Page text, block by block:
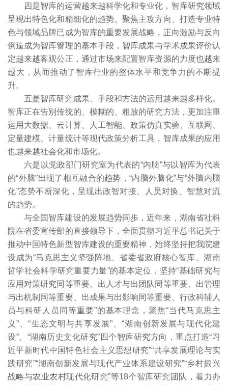
四是智库的运营越来越科学化和专业化，智库研究领域
呈现出特色化和精细化的趋势。聚焦主攻方向、打造专业特
色与领域品牌已成为智库的重要发展战略，正向激励与反向
倒逼成为智库管理的基本手段，智库成果与学术成果评价认
定越来越客观公正，通过市场来配置智库资源的力度也越来
越大，从而推动了智库行业的整体水平和竞争力的不断提
升。
五是智库研究成果、手段和方法的运用越来越多样化。
智库正在告别传统的、模糊的、粗放的研究方法，更加注重
运用大数据、云计算、人工智能、政策仿真实验、互联网、
定量建模、计量统计等现代政策分析工具，智库成果的应用
也越来越社会化和市场化。
六是以党政部门研究室为代表的“内脑”与以智库为代表
的“外脑”出现了相互融合的趋势，“内脑外脑化”与“外脑内脑
化”态势不断深化，呈现出政智对接、人员对换、智慧对流
的趋势。
与全国智库建设的发展趋势同步，近年来，湖南省社科
院在省委宣传部的直接领导下，全面贯彻习近平总书记关于
推动中国特色新型智库建设的重要精神，始终坚持把我院建
设成为“马克思主义坚强阵地、省委省政府核心智库、湖南
哲学社会科学研究重要力量”的基本定位，坚持“基础研究与
应用对策研究同等重要、出人才与出团队同等重要、出管理
与出机制同等重要、出成果与出影响同等重要、行政科辅人
员与科研人员同等重要”的基本理念，聚焦“当代马克思主
义”、“生态文明与共享发展”、“湖南创新发展与现代化建
设”、“湖南历史文化研究”四个智库研究方向，重点打造“习
近平新时代中国特色社会主义思想研究”“共享发展理论与实
践研究”“湖南创新发展与现代产业体系建设研究”“乡村振兴
战略与农业农村现代化研究”等18个智库研究团队，着力办